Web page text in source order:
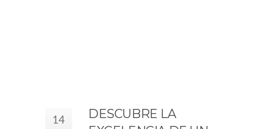
14
DESCUBRE LA